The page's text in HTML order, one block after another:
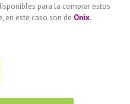
para la comprar estos
en este caso son de Onix.